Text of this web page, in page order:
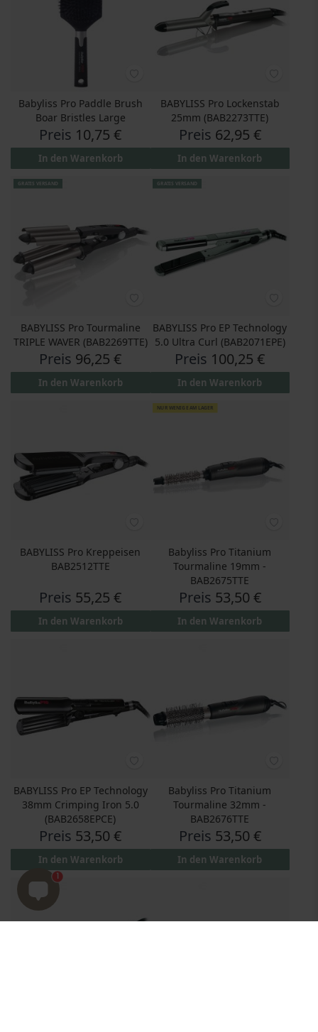
Babyliss Pro Paddle Brush
Boar Bristles Large
Preis 10,75 €
In den Warenkorb
BABYLISS Pro Lockenstab
25mm (BAB2273TTE)
Preis 62,95 €
In den Warenkorb
GRATIS VERSAND
BABYLISS Pro Tourmaline
TRIPLE WAVER (BAB2269TTE)
Preis 96,25 €
In den Warenkorb
GRATIS VERSAND
BABYLISS Pro EP Technology
5.0 Ultra Curl (BAB2071EPE)
Preis 100,25 €
In den Warenkorb
BABYLISS Pro Kreppeisen
BAB2512TTE
Preis 55,25 €
In den Warenkorb
NUR WENIGE AM LAGER
Babyliss Pro Titanium
Tourmaline 19mm -
BAB2675TTE
Preis 53,50 €
In den Warenkorb
BABYLISS Pro EP Technology
38mm Crimping Iron 5.0
(BAB2658EPCE)
Preis 53,50 €
In den Warenkorb
Babyliss Pro Titanium
Tourmaline 32mm -
BAB2676TTE
Preis 53,50 €
In den Warenkorb
1